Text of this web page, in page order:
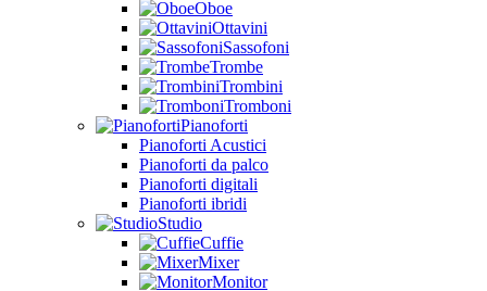
Oboe
Ottavini
Sassofoni
Trombe
Trombini
Tromboni
Pianoforti
Pianoforti Acustici
Pianoforti da palco
Pianoforti digitali
Pianoforti ibridi
Studio
Cuffie
Mixer
Monitor